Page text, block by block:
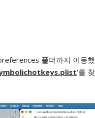
폴더까지 이동
‘를